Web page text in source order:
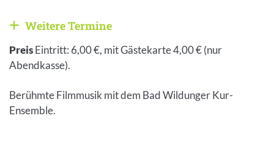
Weitere Veranstaltungen anzeigen
Weitere Termine
PreisEintritt: 6,00 €, mit Gästekarte 4,00 € (nur
Abendkasse).
Berühmte Filmmusik mit dem Bad Wildunger Kur-
Ensemble.